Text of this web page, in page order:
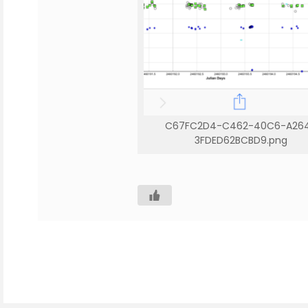
C67FC2D4-C462-40C6-
3FDED62BCBD9.png